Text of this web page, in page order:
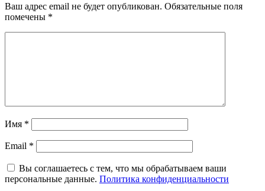
Ваш адрес email не будет опубликован. Обязательные поля
помечены *
Имя *
Email *
Вы соглашаетесь с тем, что мы обрабатываем ваши
персональные данные. Политика конфиденциальности